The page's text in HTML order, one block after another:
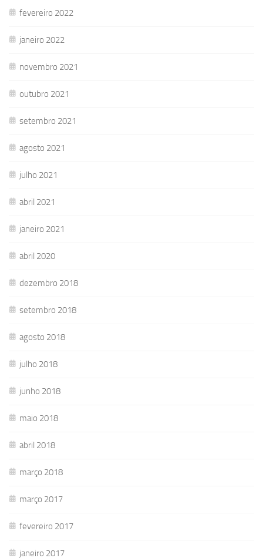
fevereiro 2022
janeiro 2022
novembro 2021
outubro 2021
setembro 2021
agosto 2021
julho 2021
abril 2021
janeiro 2021
abril 2020
dezembro 2018
setembro 2018
agosto 2018
julho 2018
junho 2018
maio 2018
abril 2018
março 2018
março 2017
fevereiro 2017
janeiro 2017